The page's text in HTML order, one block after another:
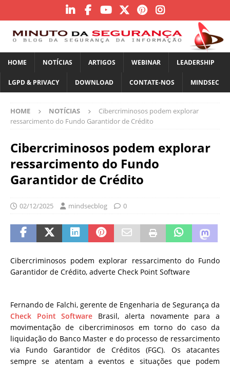
HOME NOTÍCIAS ARTIGOS WEBINAR LEADERSHIP
LGPD & PRIVACY DOWNLOAD CONTATE-NOS MINDSEC
HOME NOTÍCIAS
Cibercriminosos podem explorar
ressarcimento do Fundo Garantidor de Crédito
Cibercriminosos podem explorar
ressarcimento do Fundo
Garantidor de Crédito
02/12/2025 mindsecblog 0
Cibercriminosos podem explorar ressarcimento do Fundo
Garantidor de Crédito, adverte Check Point Software
Fernando de Falchi, gerente de Engenharia de Segurança da
Check Point Software Brasil, alerta novamente para a
movimentação de cibercriminosos em torno do caso da
liquidação do Banco Master e do processo de ressarcimento
via Fundo Garantidor de Créditos (FGC). Os atacantes
sempre se atentam a eventos e situações que podem